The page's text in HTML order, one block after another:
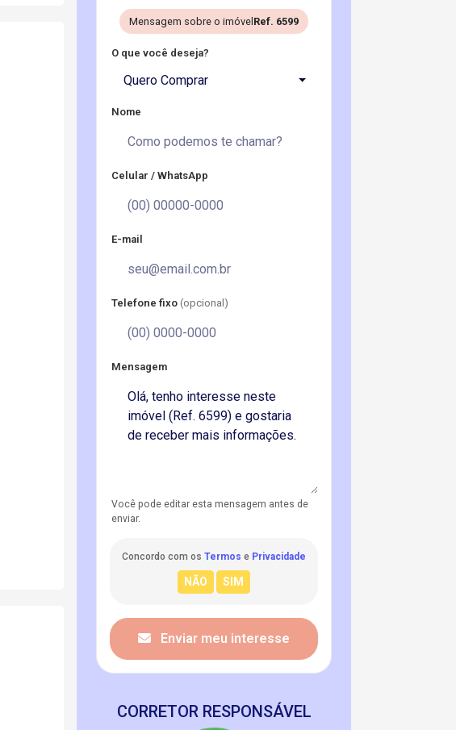
Mensagem sobre o imóvel Ref. 6599
O que você deseja?
Quero Comprar
Nome
Celular / WhatsApp
E-mail
Telefone fixo (opcional)
Mensagem
Você pode editar esta mensagem antes de
enviar.
Concordo com os Termos e Privacidade
Enviar meu interesse
CORRETOR RESPONSÁVEL